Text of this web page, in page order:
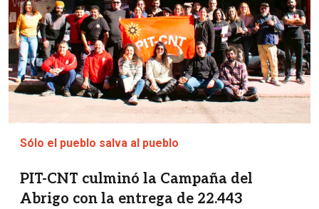
Sólo el pueblo salva al pueblo
PIT-CNT culminó la Campaña del
Abrigo con la entrega de 22.443